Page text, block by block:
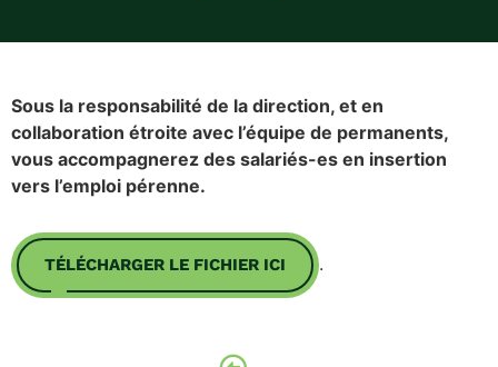
Sous la responsabilité de la direction, et en
collaboration étroite avec l’équipe de permanents,
vous accompagnerez des salariés-es en insertion
vers l’emploi pérenne.
TÉLÉCHARGER LE FICHIER ICI .